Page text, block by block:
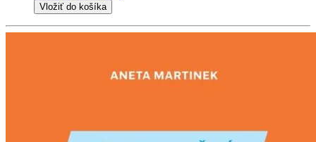
Vložiť do košíka